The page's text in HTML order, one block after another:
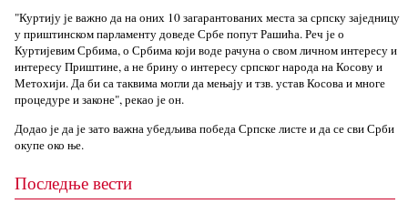
"Куртију је важно да на оних 10 загарантованих места за српску заједницу
у приштинском парламенту доведе Србе попут Рашића. Реч је о
Куртијевим Србима, о Србима који воде рачуна о свом личном интересу и
интересу Приштине, а не брину о интересу српског народа на Косову и
Метохији. Да би са таквима могли да мењају и тзв. устав Косова и многе
процедуре и законе", рекао је он.
Додао је да је зато важна убедљива победа Српске листе и да се сви Срби
окупе око ње.
Последње вести